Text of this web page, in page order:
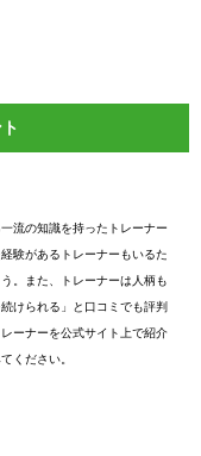
流の知識を持ったトレーナー
験があるトレーナーもいるた
。また、トレーナーは人柄も
けられる」と口コミでも評判
ーナーを公式サイト上で紹介
ください。